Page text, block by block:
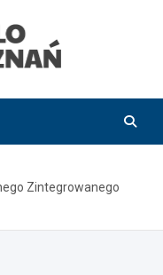
Zintegrowanego